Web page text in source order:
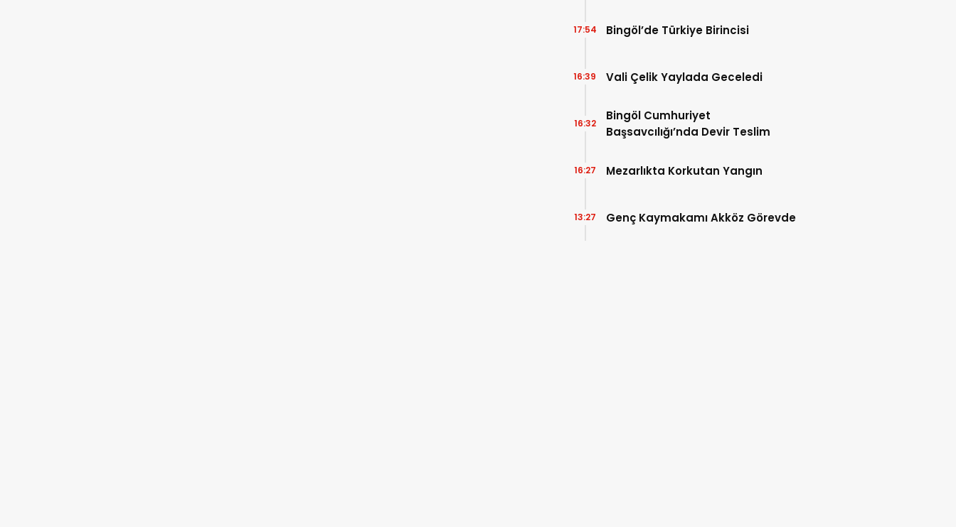
Bingöl’de Türkiye Birincisi
17:54
Vali Çelik Yaylada Geceledi
16:39
Bingöl Cumhuriyet
Başsavcılığı’nda Devir Teslim
16:32
Mezarlıkta Korkutan Yangın
16:27
Genç Kaymakamı Akköz Görevde
13:27